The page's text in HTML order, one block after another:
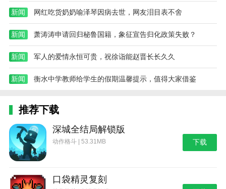
新闻 网红吃货奶奶喻泽琴因病去世，网友泪目表不舍
新闻 萧涛涛申请回归秘鲁国籍，象征宣告归化政策失败？
新闻 军人的爱情永恒可贵，祝徐诣能赵晋长长久久
新闻 衡水中学教师给学生的假期温馨提示，值得大家借鉴
推荐下载
深城全结局解锁版
动作格斗 | 53.31MB 下载
口袋精灵复刻